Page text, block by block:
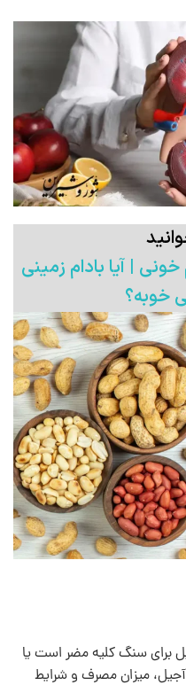
| آیا بادام زمینی
خوبه؟
برای سنگ کلیه مضر است یا
میزان مصرف و شرایط